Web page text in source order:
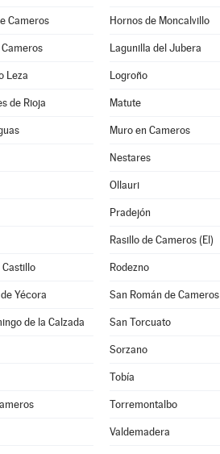
Cameros Hornos de Moncalvillo
Lagunilla del Jubera
Leza Logroño
de Rioja Matute
Muro en Cameros
Nestares
Ollauri
Pradejón
Rasillo de Cameros (El)
Castillo Rodezno
Yécora San Román de Cameros
de la Calzada San Torcuato
Sorzano
Tobía
Torremontalbo
Valdemadera